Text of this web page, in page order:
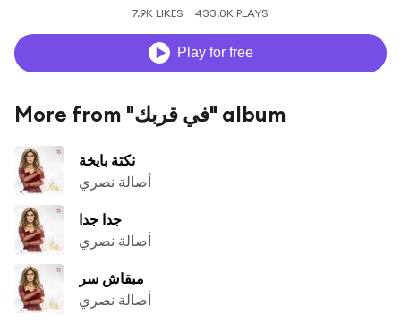
7.9K LIKES 433.0K PLAYS
Play for free
More from "في قربك" album
نكتة بايخة
أصالة نصري
جدا جدا
أصالة نصري
مبقاش سر
أصالة نصري